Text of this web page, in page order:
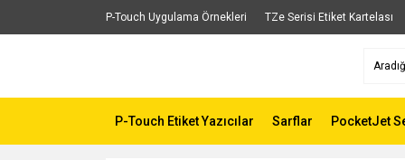
P-Touch Uygulama Örnekleri TZe Serisi Etiket Kartelası
P-Touch Etiket Yazıcılar Sarflar PocketJet